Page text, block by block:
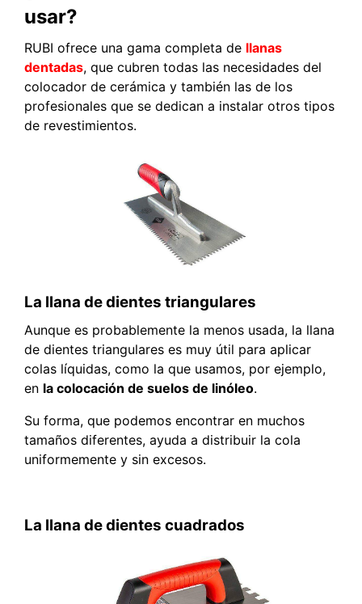
usar?
RUBI ofrece una gama completa de llanas
dentadas, que cubren todas las necesidades del
colocador de cerámica y también las de los
profesionales que se dedican a instalar otros tipos
de revestimientos.
La llana de dientes triangulares
Aunque es probablemente la menos usada, la llana
de dientes triangulares es muy útil para aplicar
colas líquidas, como la que usamos, por ejemplo,
en la colocación de suelos de linóleo.
Su forma, que podemos encontrar en muchos
tamaños diferentes, ayuda a distribuir la cola
uniformemente y sin excesos.
La llana de dientes cuadrados